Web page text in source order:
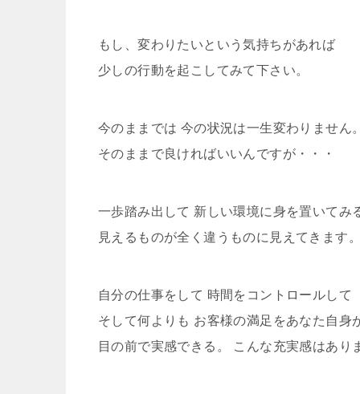
もし、変わりたいという気持ちがあれば
少しの行動を起こしてみて下さい。
今のままでは 今の状況は一生変わりません。
そのままで良ければいいんですが・・・
一歩踏み出して 新しい環境に身を置いてみ
見えるものが全く違うものに見えてきます。
自分の仕事をして 時間をコントロールして
そして何よりも お客様の満足をあなた自身
目の前で実感できる。 こんな充実感はあり